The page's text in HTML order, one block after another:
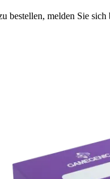
bestellen, melden Sie sich